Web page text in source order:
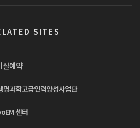
SITES
실예약
명과학고급인력양성사업단
센터